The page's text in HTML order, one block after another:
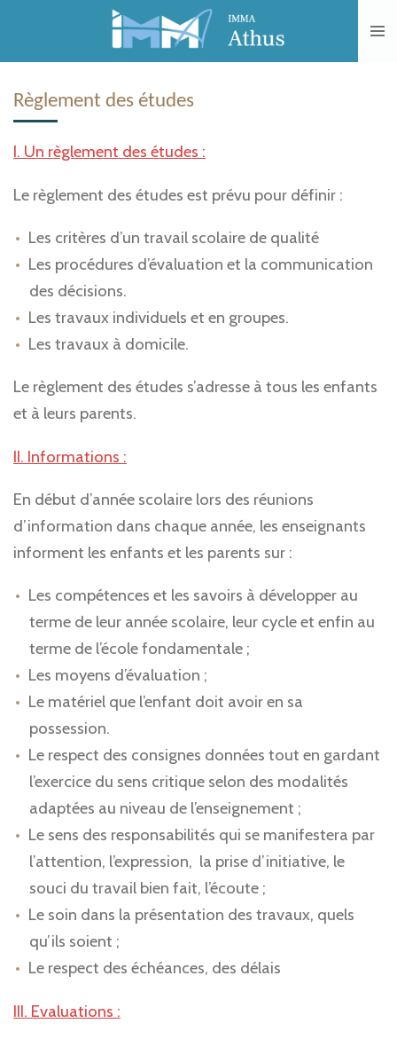
principal
Règlement des études
I. Un règlement des études :
Le règlement des études est prévu pour définir :
Les critères d’un travail scolaire de qualité
Les procédures d’évaluation et la communication
des décisions.
Les travaux individuels et en groupes.
Les travaux à domicile.
Le règlement des études s’adresse à tous les enfants
et à leurs parents.
II. Informations :
En début d’année scolaire lors des réunions
d’information dans chaque année, les enseignants
informent les enfants et les parents sur :
Les compétences et les savoirs à développer au
terme de leur année scolaire, leur cycle et enfin au
terme de l’école fondamentale ;
Les moyens d’évaluation ;
Le matériel que l’enfant doit avoir en sa
possession.
Le respect des consignes données tout en gardant
l’exercice du sens critique selon des modalités
adaptées au niveau de l’enseignement ;
Le sens des responsabilités qui se manifestera par
l’attention, l’expression, la prise d’initiative, le
souci du travail bien fait, l’écoute ;
Le soin dans la présentation des travaux, quels
qu’ils soient ;
Le respect des échéances, des délais
III. Evaluations :